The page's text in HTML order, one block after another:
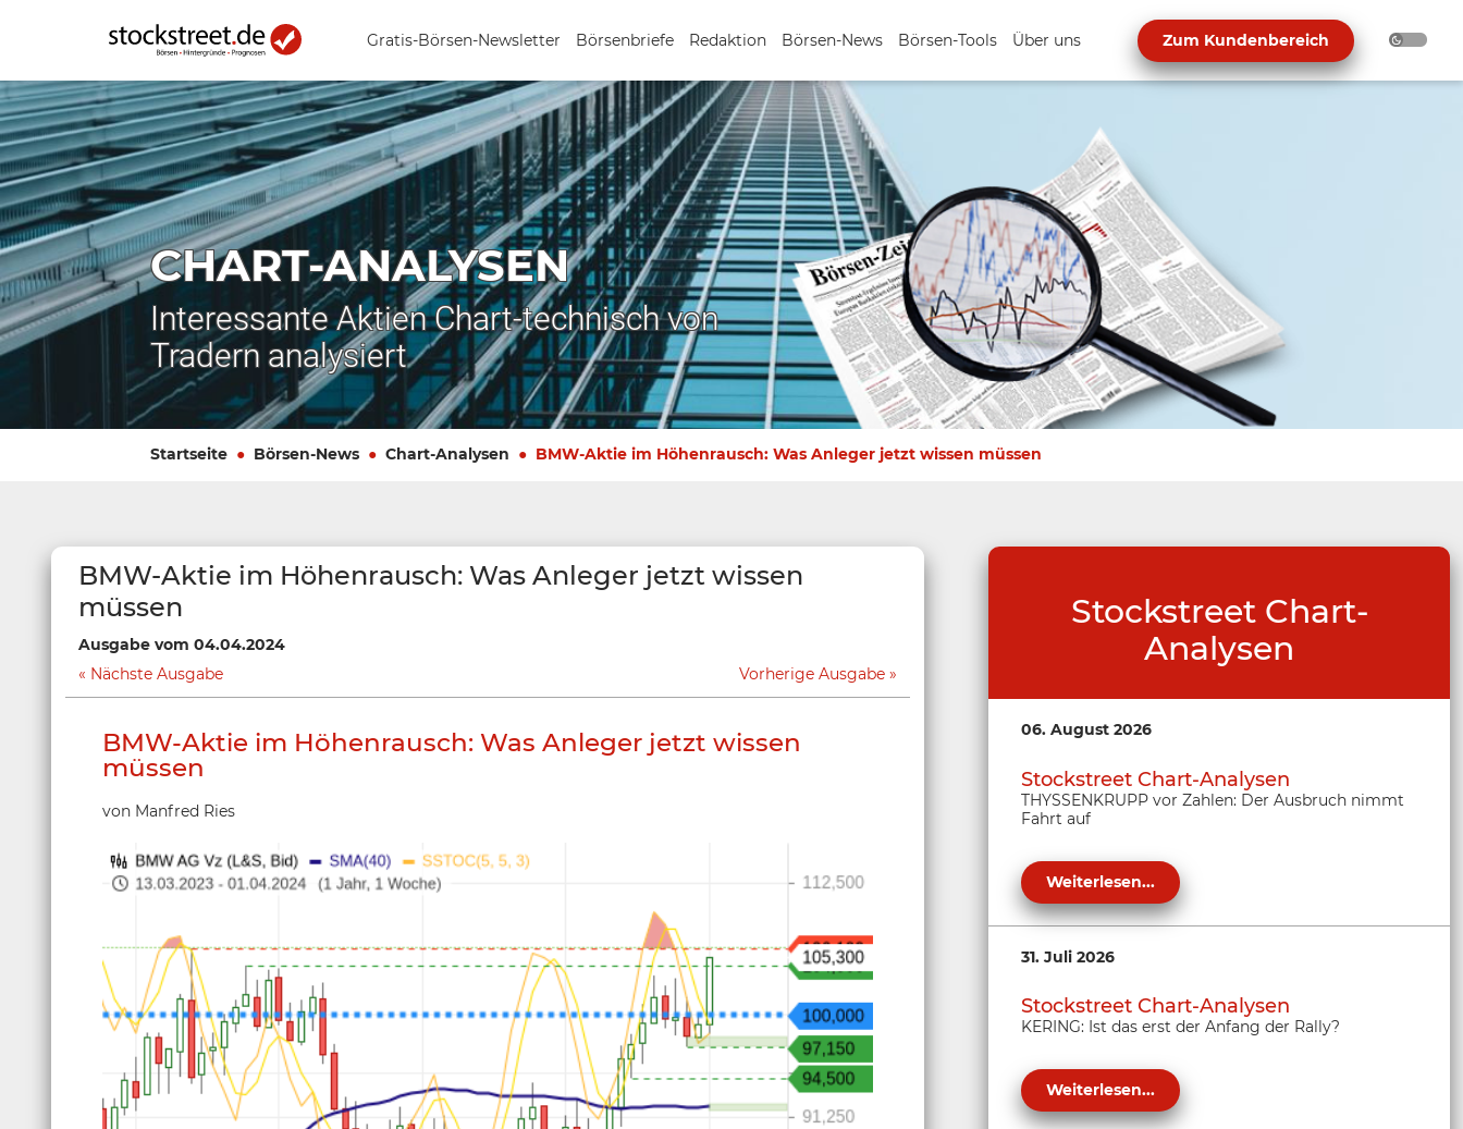
Gratis-Börsen-Newsletter Börsenbriefe Redaktion Börsen-News Börsen-Tools Über uns Zum Kundenbereich
CHART-ANALYSEN
Interessante Aktien Chart-technisch von
Tradern analysiert
Startseite Börsen-News Chart-Analysen BMW-Aktie im Höhenrausch: Was Anleger jetzt wissen müssen
BMW-Aktie im Höhenrausch: Was Anleger jetzt wissen
müssen
Ausgabe vom 04.04.2024
Nächste Ausgabe
Vorherige Ausgabe
BMW-Aktie im Höhenrausch: Was Anleger jetzt wissen
müssen
von Manfred Ries
Stockstreet Chart-
Analysen
06. August 2026
Stockstreet Chart-Analysen
THYSSENKRUPP vor Zahlen: Der Ausbruch nimmt
Fahrt auf
Weiterlesen...
31. Juli 2026
Stockstreet Chart-Analysen
KERING: Ist das erst der Anfang der Rally?
Weiterlesen...